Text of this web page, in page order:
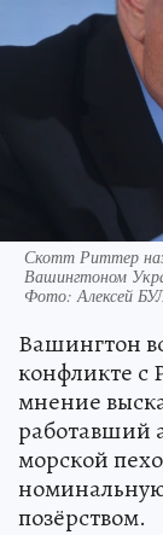
Скотт Риттер
Вашингтоном
Фото:Алексей
Вашингтон
конфликте с
мнение
работавший
морской
позёрством.